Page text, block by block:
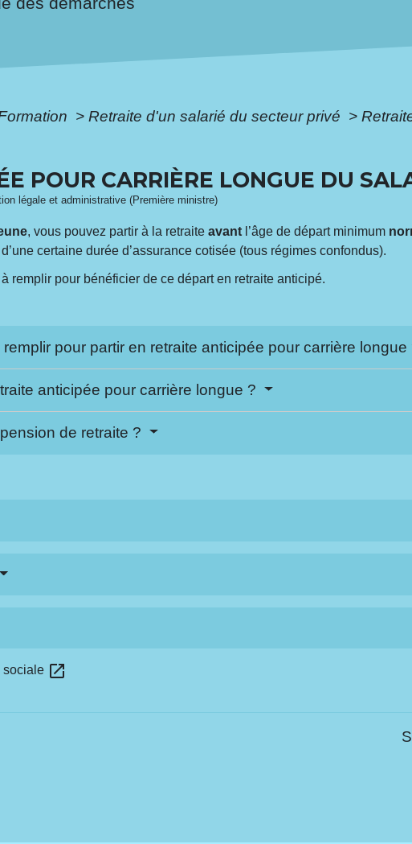
> Retraite d'un salarié du secteur privé >
POUR CARRIÈRE LONGUE DU
légale et administrative (Première ministre)
, vous pouvez partir à la retraiteavant l’âge de départ minimum
certaine durée d’assurance cotisée (tous régimes confondus).
remplir pour bénéficier de ce départ en retraite anticipé.
pour partir en retraite anticipée pour carrière longue
anticipée pour carrière longue ?
de retraite ?
sociale open_in_new